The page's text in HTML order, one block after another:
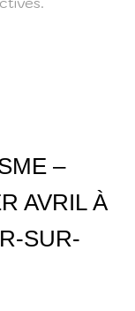
–
AVRIL À
SUR-